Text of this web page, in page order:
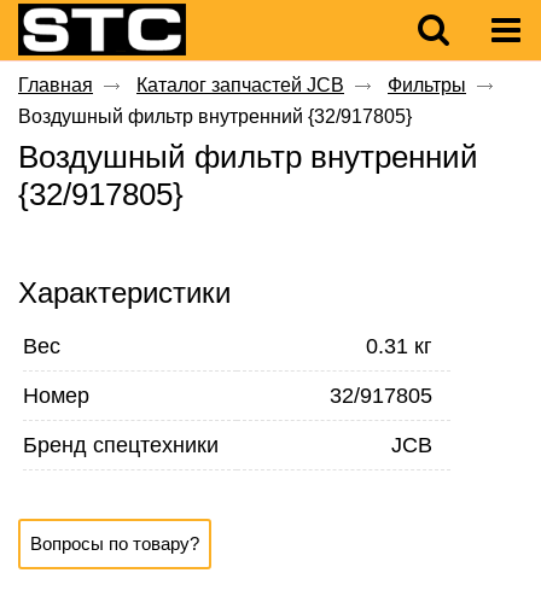
Главная Каталог запчастей JCB
Фильтры
Воздушный фильтр внутренний {32/917805}
Воздушный фильтр внутренний
{32/917805}
Характеристики
Вес 0.31 кг
Номер 32/917805
Бренд спецтехники JCB
Вопросы по товару?